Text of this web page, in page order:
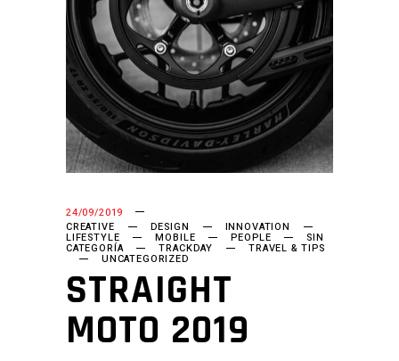
24/09/2019
CREATIVE
DESIGN INNOVATION
LIFESTYLE MOBILE PEOPLE SIN
CATEGORÍA TRACKDAY TRAVEL & TIPS
UNCATEGORIZED
STRAIGHT
MOTO 2019